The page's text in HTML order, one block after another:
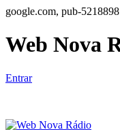
google.com, pub-
Web Nova
Entrar